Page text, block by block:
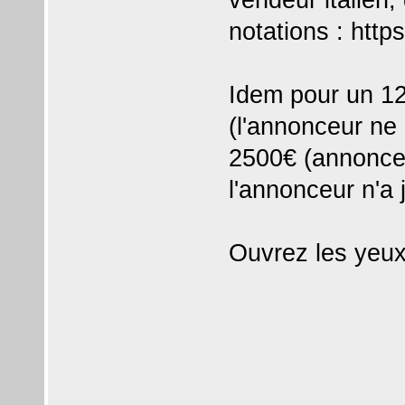
notations :
Idem pour un
(l'annonceur
2500€
l'annonceur n'a
Ouvrez les